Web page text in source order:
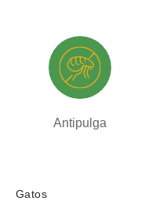
Antipulga
Gatos